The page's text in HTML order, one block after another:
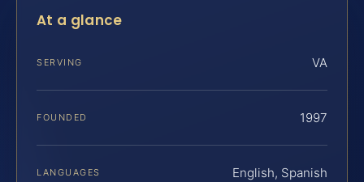
At a glance
SERVING VA
FOUNDED 1997
LANGUAGES English, Spanish